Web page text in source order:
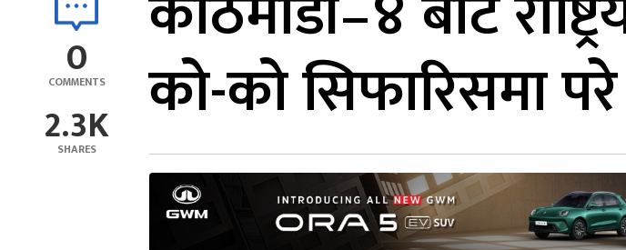
0
COMMENTS
2.3K
SHARES
को-को सिफारिसमा